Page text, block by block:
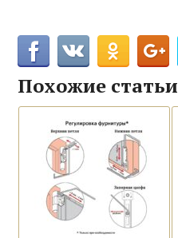
Похожие статьи